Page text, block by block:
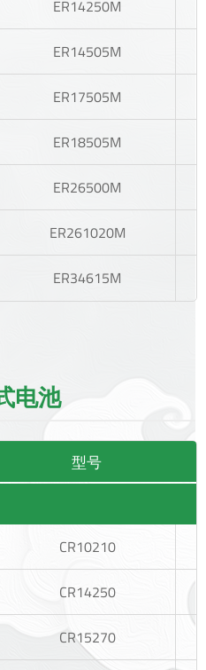
ER14250M
ER14505M
ER17505M
ER18505M
ER26500M
ER261020M
ER34615M
电池
型号
CR10210
CR14250
CR15270